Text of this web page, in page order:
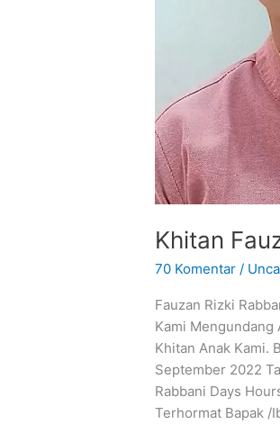
Khitan
70 Komentar /
Fauzan Rizki
Kami Mengundang
Khitan Anak Kami.
September 2022
Rabbani Days
Terhormat Bapak /